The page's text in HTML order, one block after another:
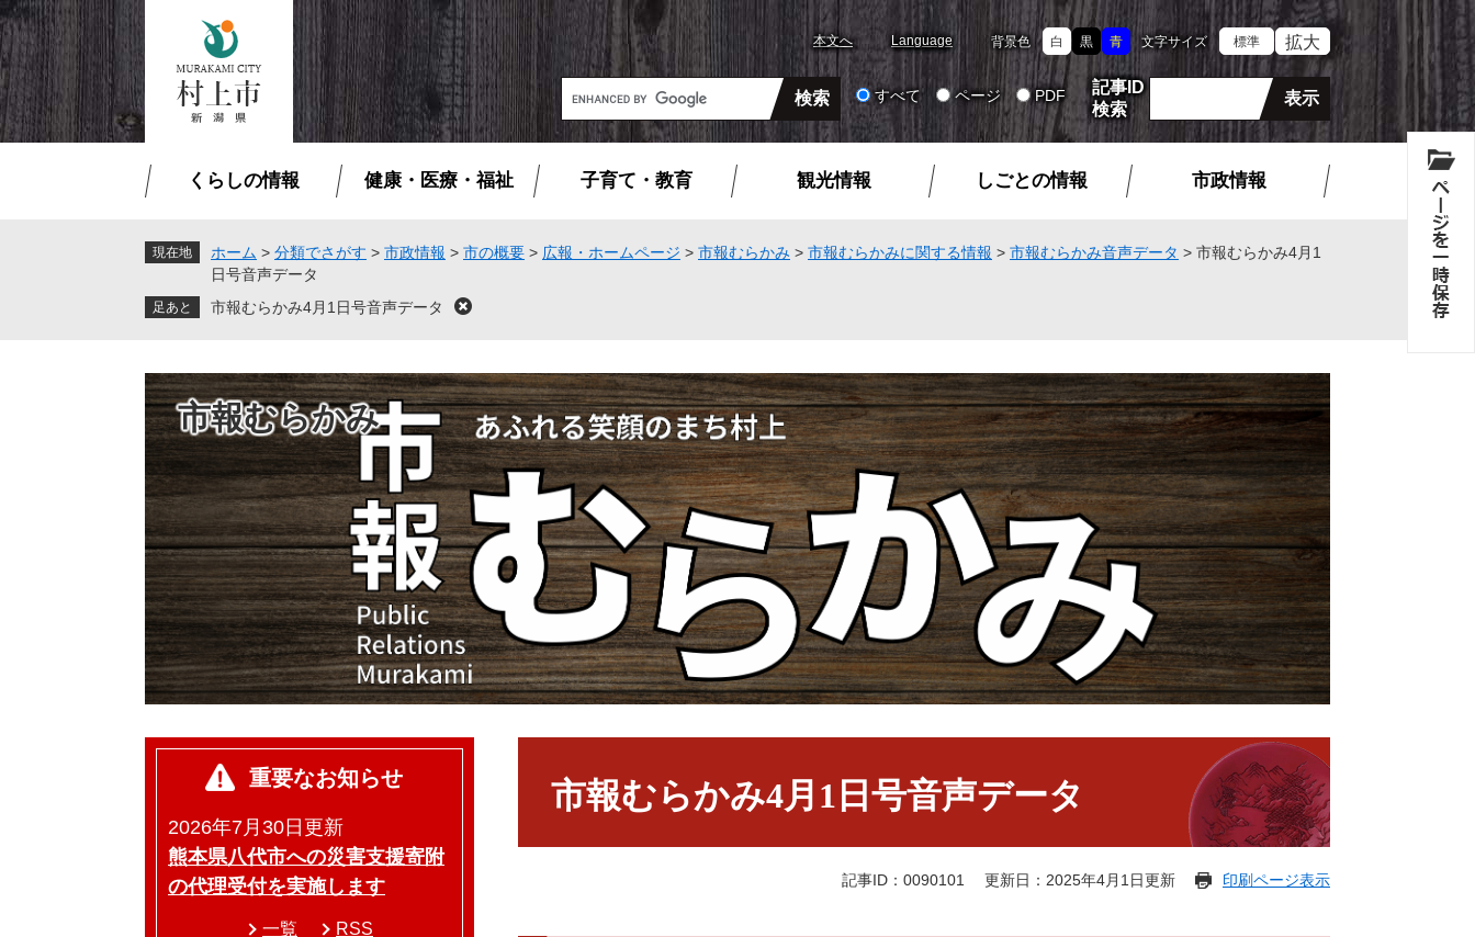
ペ
ー
ジ
の
先
頭
メ
ニ
ュ
ー
を
飛
本文へ Language 背景色 白 黒 青 文字サイズ 標準 拡大
G
o
o
カ
索
すべて ページ PDF
記事ID
検索
くらしの情報 健康・医療・福祉 子育て・教育 観光情報 しごとの情報 市政情報
現在地 ホーム > 分類でさがす > 市政情報 > 市の概要 > 広報・ホームページ > 市報むらかみ > 市報むらかみに関する情報 > 市報むらかみ音声データ > 市報むらかみ4月1
日号音声データ
市報むらかみ4月1日号音声データ
閉
市報むらかみ
市報むらかみ4月1日号音声データ
記事ID：0090101 更新日：2025年4月1日更新 印刷ページ表示
重要なお知らせ
2026年7月30日更新
熊本県八代市への災害支援寄附
の代理受付を実施します
一覧 RSS